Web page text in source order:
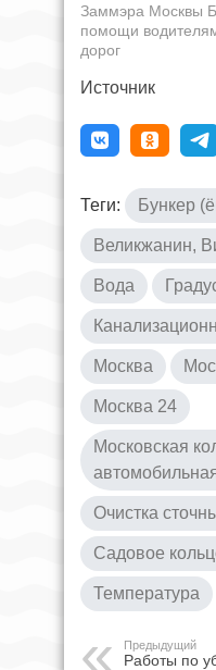
Заммэра Москвы
помощи
дорог
Источник
Теги: Бункер
Великжанин,
Вода
Москва
Москва 24
Московская
Очистка
Садовое
Температура
Предыдущий
Работы по